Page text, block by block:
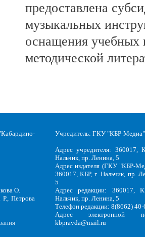
предоставлена
музыкальных
оснащения учебных
методической
О.
Петрова
Учредитель: ГКУ "КБР-Медиа"
Адрес учредителя: 360017,
Нальчик, пр. Ленина, 5
Адрес издателя (ГКУ "КБР-
360017, КБР, г .Нальчик, пр.
5
Адрес редакции: 360017,
Нальчик, пр. Ленина, 5
Телефон редакции: 8(8662)
Адрес электронной
kbpravda@mail.ru